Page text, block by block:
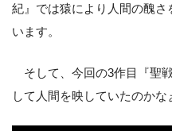
紀』では猿により人間の醜
います。
そして、今回の3作目『聖
して人間を映していたのかな